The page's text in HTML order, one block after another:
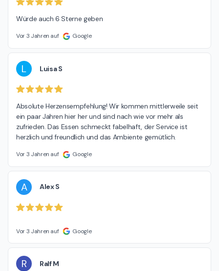
Würde auch 6 Sterne geben
Vor 3 Jahren auf Google
L Luisa S
Absolute Herzensempfehlung! Wir kommen mittlerweile seit
ein paar Jahren hier her und sind nach wie vor mehr als
zufrieden. Das Essen schmeckt fabelhaft, der Service ist
herzlich und freundlich und das Ambiente gemütlich.
Vor 3 Jahren auf Google
A Alex S
Vor 3 Jahren auf Google
R Ralf M